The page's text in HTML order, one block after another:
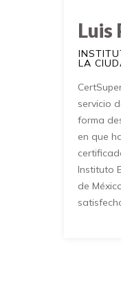
Luis
LA
servicio
forma
en que
Instituto
de